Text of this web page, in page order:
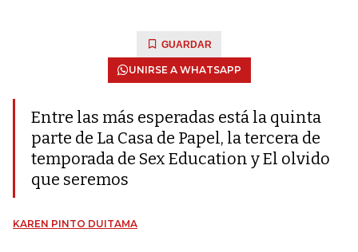
GUARDAR
UNIRSE A WHATSAPP
Entre las más esperadas está la quinta
parte de La Casa de Papel, la tercera de
temporada de Sex Education y El olvido
que seremos
KAREN PINTO DUITAMA